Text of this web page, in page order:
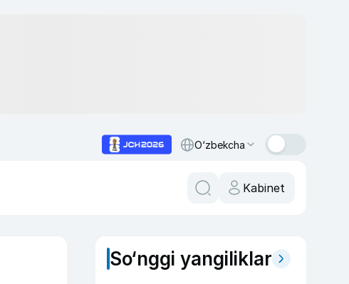
O‘zbekcha
Kabinet
So‘nggi yangiliklar